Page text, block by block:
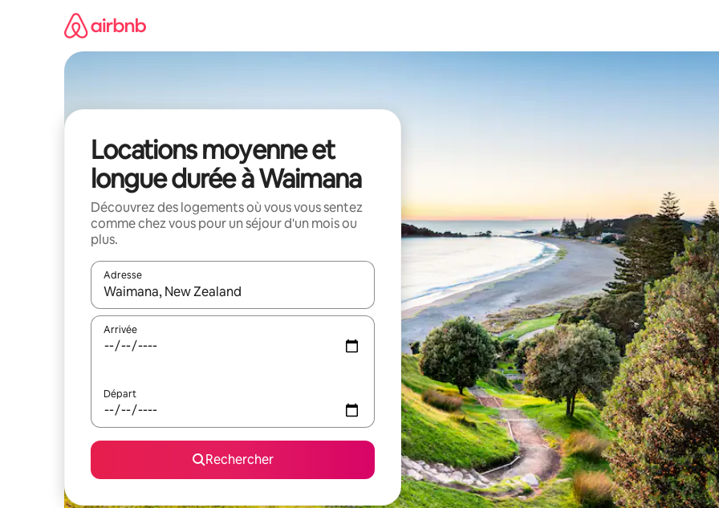
Locations moyenne et
longue durée à Waimana
Découvrez des logements où vous vous sentez
comme chez vous pour un séjour d'un mois ou
plus.
Adresse
Lorsque les résultats s'affichent, utilisez les flèches vers le haut et vers le bas pour les parcourir ou en appuyant et en
Arrivée
Départ
Rechercher